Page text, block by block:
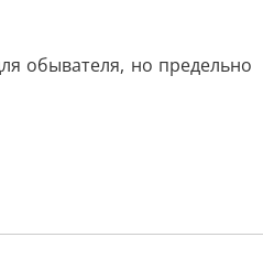
обывателя, но предельно